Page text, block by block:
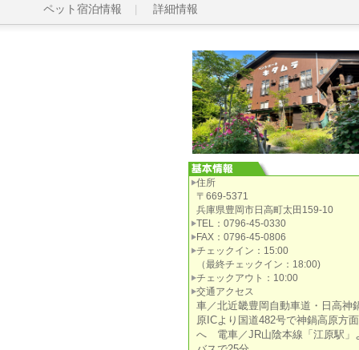
ペット宿泊情報 詳細情報
住所
〒669-5371
兵庫県豊岡市日高町太田159-10
TEL：0796-45-0330
FAX：0796-45-0806
チェックイン：15:00
（最終チェックイン：18:00)
チェックアウト：10:00
交通アクセス
車／北近畿豊岡自動車道・日高神
原ICより国道482号で神鍋高原方面
へ 電車／JR山陰本線「江原駅」